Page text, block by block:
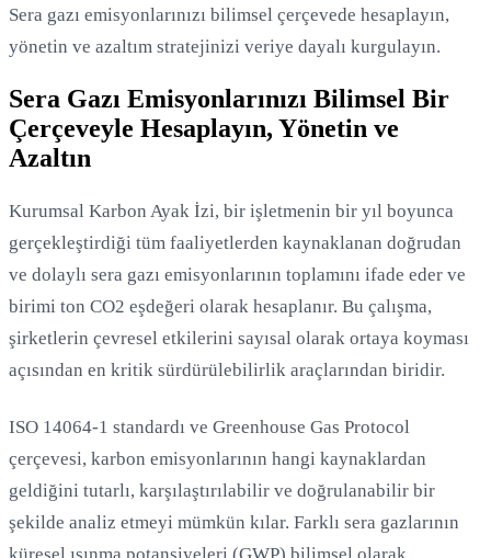
Sera gazı emisyonlarınızı bilimsel çerçevede hesaplayın,
yönetin ve azaltım stratejinizi veriye dayalı kurgulayın.
Sera Gazı Emisyonlarınızı Bilimsel Bir
Çerçeveyle Hesaplayın, Yönetin ve
Azaltın
Kurumsal Karbon Ayak İzi, bir işletmenin bir yıl boyunca
gerçekleştirdiği tüm faaliyetlerden kaynaklanan doğrudan
ve dolaylı sera gazı emisyonlarının toplamını ifade eder ve
birimi ton CO2 eşdeğeri olarak hesaplanır. Bu çalışma,
şirketlerin çevresel etkilerini sayısal olarak ortaya koyması
açısından en kritik sürdürülebilirlik araçlarından biridir.
ISO 14064-1 standardı ve Greenhouse Gas Protocol
çerçevesi, karbon emisyonlarının hangi kaynaklardan
geldiğini tutarlı, karşılaştırılabilir ve doğrulanabilir bir
şekilde analiz etmeyi mümkün kılar. Farklı sera gazlarının